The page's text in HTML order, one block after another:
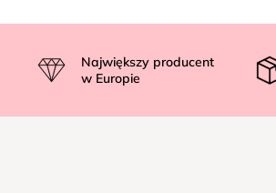
Największy producent
w Europie